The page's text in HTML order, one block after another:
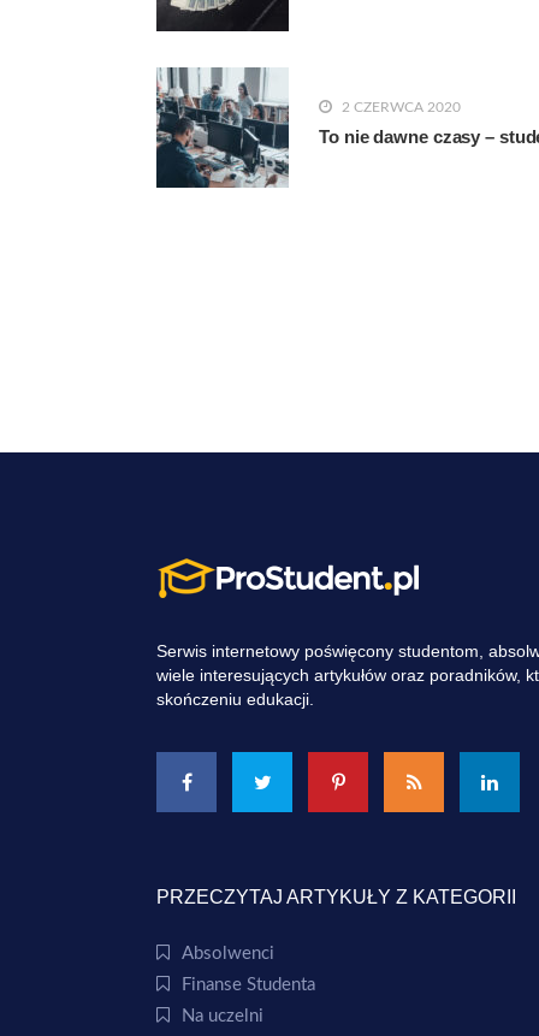
2 CZERWCA 2020
To nie dawne czasy –
Serwis internetowy poświęcony studentom,
wiele interesujących artykułów oraz poradników,
skończeniu edukacji.
PRZECZYTAJ ARTYKUŁY Z KATEGORII
Absolwenci
Finanse Studenta
Na uczelni